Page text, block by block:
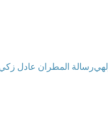
رسالة المطران عادل